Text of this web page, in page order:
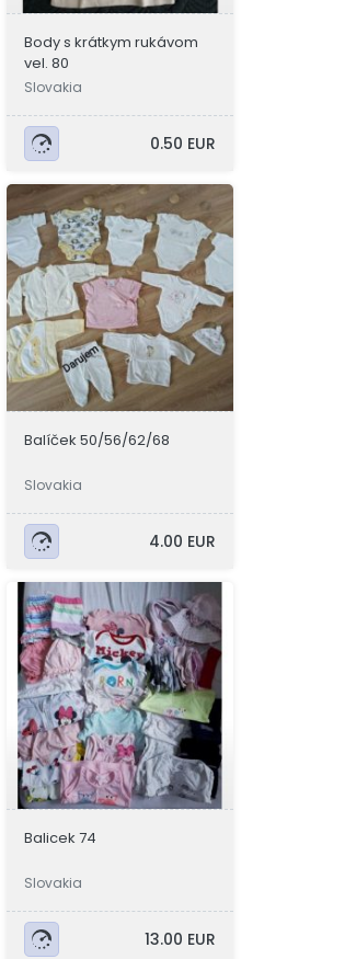
Body s krátkym rukávom
vel. 80
Slovakia
0.50 EUR
Balíček 50/56/62/68
Slovakia
4.00 EUR
Balicek 74
Slovakia
13.00 EUR